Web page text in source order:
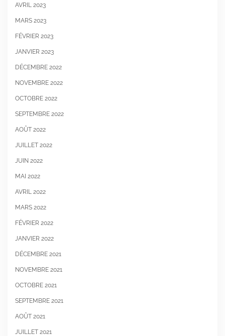
AVRIL 2023
MARS 2023
FÉVRIER 2023
JANVIER 2023
DÉCEMBRE 2022
NOVEMBRE 2022
OCTOBRE 2022
SEPTEMBRE 2022
AOÛT 2022
JUILLET 2022
JUIN 2022
MAI 2022
AVRIL 2022
MARS 2022
FÉVRIER 2022
JANVIER 2022
DÉCEMBRE 2021
NOVEMBRE 2021
OCTOBRE 2021
SEPTEMBRE 2021
AOÛT 2021
JUILLET 2021